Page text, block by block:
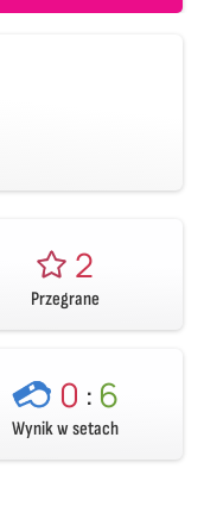
2
Przegrane
0 : 6
Wynik w setach